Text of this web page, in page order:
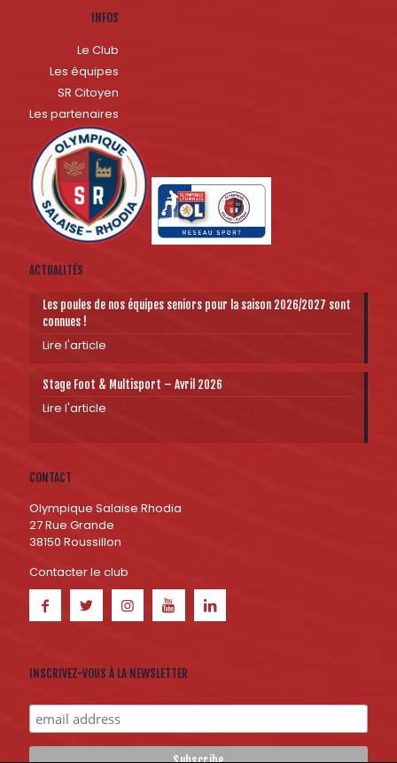
INFOS
Le Club
Les équipes
SR Citoyen
Les partenaires
ACTUALITÉS
Les poules de nos équipes seniors pour la saison 2026/2027 sont
connues !
Lire l'article
Stage Foot & Multisport – Avril 2026
Lire l'article
CONTACT
Olympique Salaise Rhodia
27 Rue Grande
38150 Roussillon
Contacter le club
INSCRIVEZ-VOUS À LA NEWSLETTER